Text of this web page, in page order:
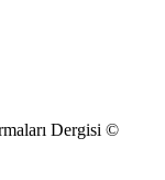
Dergisi ©